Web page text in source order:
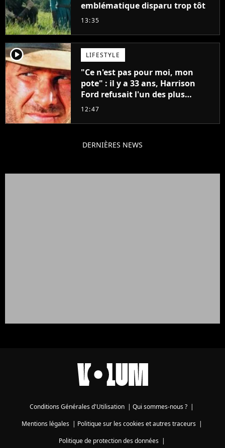
emblématique disparu trop tôt
13:35
player2 LIFESTYLE
"Ce n'est pas pour moi, mon
pote" : il y a 33 ans, Harrison
Ford refusait l'un des plus
grands succès de tous les temps
12:47
DERNIÈRES NEWS
Conditions Générales d'Utilisation | Qui sommes-nous ? |
Mentions légales| Politique sur les cookies et autres traceurs|
Politique de protection des données|